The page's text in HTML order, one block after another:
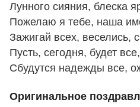
Лунного сияния, блеска
Пожелаю я тебе, наша
Зажигай всех, веселись,
Пусть, сегодня, будет
Сбудутся надежды все,
Оригинальное